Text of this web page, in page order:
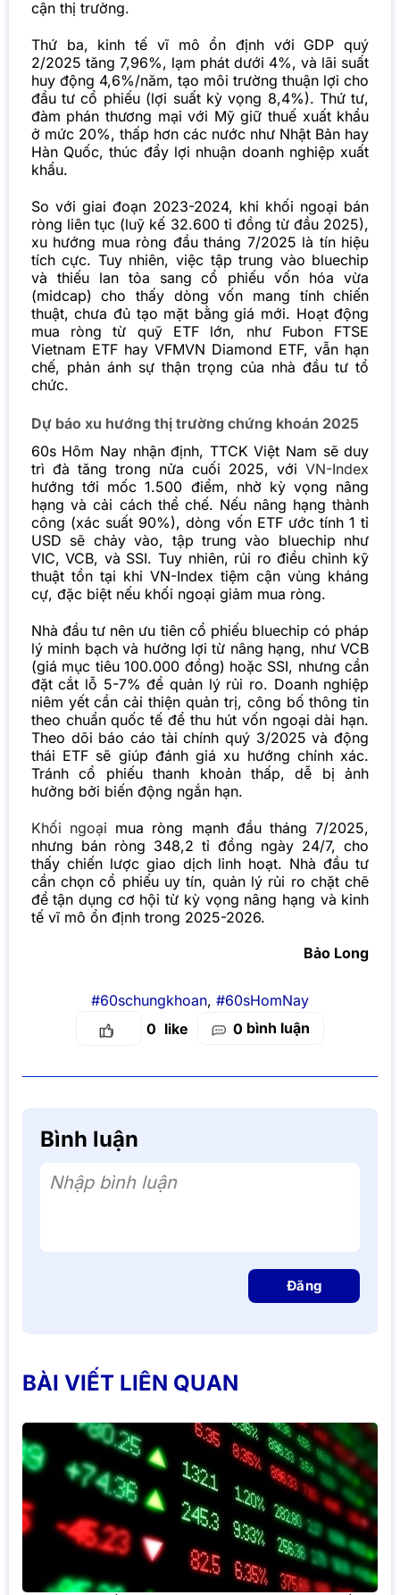
cận thị trường.
Thứ ba, kinh tế vĩ mô ổn định với GDP quý
2/2025 tăng 7,96%, lạm phát dưới 4%, và lãi suất
huy động 4,6%/năm, tạo môi trường thuận lợi cho
đầu tư cổ phiếu (lợi suất kỳ vọng 8,4%). Thứ tư,
đàm phán thương mại với Mỹ giữ thuế xuất khẩu
ở mức 20%, thấp hơn các nước như Nhật Bản hay
Hàn Quốc, thúc đẩy lợi nhuận doanh nghiệp xuất
khẩu.
So với giai đoạn 2023-2024, khi khối ngoại bán
ròng liên tục (luỹ kế 32.600 tỉ đồng từ đầu 2025),
xu hướng mua ròng đầu tháng 7/2025 là tín hiệu
tích cực. Tuy nhiên, việc tập trung vào bluechip
và thiếu lan tỏa sang cổ phiếu vốn hóa vừa
(midcap) cho thấy dòng vốn mang tính chiến
thuật, chưa đủ tạo mặt bằng giá mới. Hoạt động
mua ròng từ quỹ ETF lớn, như Fubon FTSE
Vietnam ETF hay VFMVN Diamond ETF, vẫn hạn
chế, phản ánh sự thận trọng của nhà đầu tư tổ
chức.
Dự báo xu hướng thị trường chứng khoán 2025
60s Hôm Nay nhận định, TTCK Việt Nam sẽ duy
trì đà tăng trong nửa cuối 2025, vớiVN-Index
hướng tới mốc 1.500 điểm, nhờ kỳ vọng nâng
hạng và cải cách thể chế. Nếu nâng hạng thành
công (xác suất 90%), dòng vốn ETF ước tính 1 tỉ
USD sẽ chảy vào, tập trung vào bluechip như
VIC, VCB, và SSI. Tuy nhiên, rủi ro điều chỉnh kỹ
thuật tồn tại khi VN-Index tiệm cận vùng kháng
cự, đặc biệt nếu khối ngoại giảm mua ròng.
Nhà đầu tư nên ưu tiên cổ phiếu bluechip có pháp
lý minh bạch và hưởng lợi từ nâng hạng, như VCB
(giá mục tiêu 100.000 đồng) hoặc SSI, nhưng cần
đặt cắt lỗ 5-7% để quản lý rủi ro. Doanh nghiệp
niêm yết cần cải thiện quản trị, công bố thông tin
theo chuẩn quốc tế để thu hút vốn ngoại dài hạn.
Theo dõi báo cáo tài chính quý 3/2025 và động
thái ETF sẽ giúp đánh giá xu hướng chính xác.
Tránh cổ phiếu thanh khoản thấp, dễ bị ảnh
hưởng bởi biến động ngắn hạn.
Khối ngoại mua ròng mạnh đầu tháng 7/2025,
nhưng bán ròng 348,2 tỉ đồng ngày 24/7, cho
thấy chiến lược giao dịch linh hoạt. Nhà đầu tư
cần chọn cổ phiếu uy tín, quản lý rủi ro chặt chẽ
để tận dụng cơ hội từ kỳ vọng nâng hạng và kinh
tế vĩ mô ổn định trong 2025-2026.
Bảo Long
#60schungkhoan, #60sHomNay
0
0 bình luận
Bình luận
Nhập bình luận
Đăng
BÀI VIẾT LIÊN QUAN